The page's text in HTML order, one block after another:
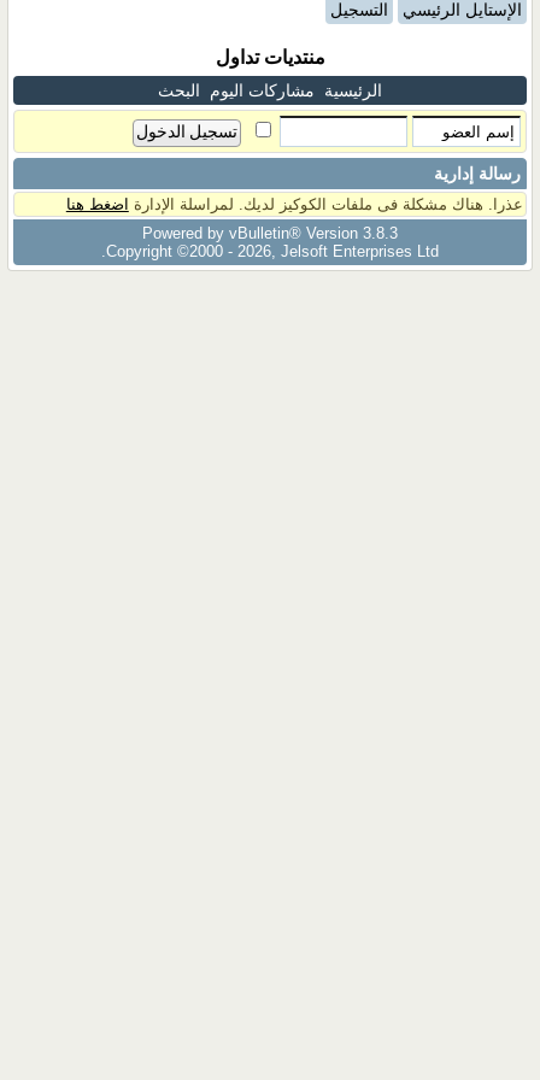
الإستايل الرئيسي التسجيل
منتديات تداول
الرئيسية مشاركات اليوم البحث
رسالة إدارية
عذرا. هناك مشكلة فى ملفات الكوكيز لديك. لمراسلة الإدارة اضغط هنا
Powered by vBulletin® Version 3.8.3
Copyright ©2000 - 2026, Jelsoft Enterprises Ltd.